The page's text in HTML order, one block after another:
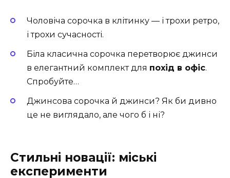
Чоловіча сорочка в клітинку — і трохи ретро,
і трохи сучасності.
Біла класична сорочка перетворює джинси
в елегантний комплект для похід в офіс.
Спробуйте…
Джинсова сорочка й джинси? Як би дивно
це не виглядало, але чого б і ні?
Стильні новації: міські
експерименти